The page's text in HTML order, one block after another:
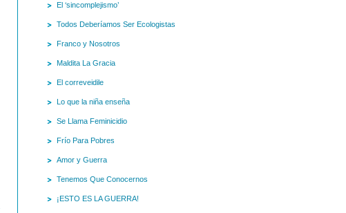
El ‘sincomplejismo’
Todos Deberíamos Ser Ecologistas
Franco y Nosotros
Maldita La Gracia
El correveidile
Lo que la niña enseña
Se Llama Feminicidio
Frío Para Pobres
Amor y Guerra
Tenemos Que Conocernos
¡ESTO ES LA GUERRA!